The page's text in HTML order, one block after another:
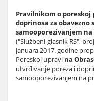
Pravilnikom o poreskoj
doprinosa za
samooporezivanjem
("Službeni glasnik RS",
januara 2017. godine
Poreskoj upravi na
utvrđivanje poreza i
samooporezivanjem na